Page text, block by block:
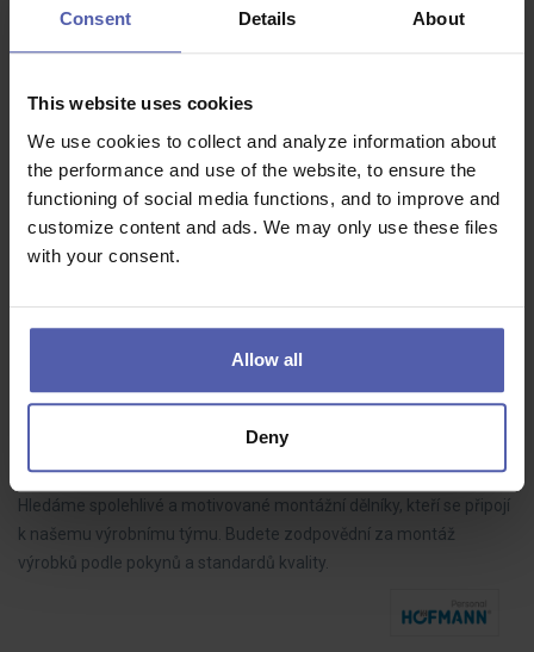
Consent Details About
This website uses cookies
We use cookies to collect and analyze information about
the performance and use of the website, to ensure the
functioning of social media functions, and to improve and
customize content and ads. We may only use these files
with your consent.
Allow all
Deny
LEAN specialista (ž/m)
Do našeho týmu hledáme LEAN technika, který bude aktivně
rozvíjet výrobní procesy, řídit zlepšovací projekty a spolupracovat s
kolegy napříč výrobou. Pokud máte analytické myšlení, dokážete
dotahovat…
Montážní dělník ve výrobě BEZ NOČNÍCH (M/Ž)
Nový Bydžov
Hledáme spolehlivé a motivované montážní dělníky, kteří se připojí
k našemu výrobnímu týmu. Budete zodpovědní za montáž
výrobků podle pokynů a standardů kvality.